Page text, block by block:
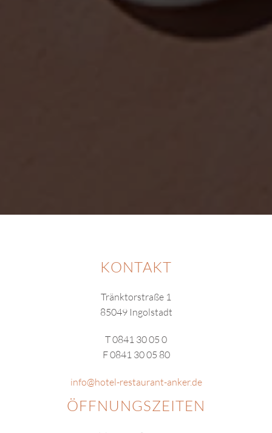
KONTAKT
Tränktorstraße 1
85049 Ingolstadt
T 0841 30 05 0
F 0841 30 05 80
info@hotel-restaurant-anker.de
ÖFFNUNGSZEITEN